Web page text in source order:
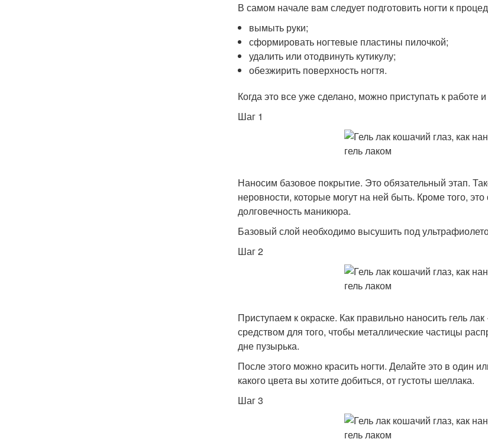
В самом начале вам следует подготовить ногти к
вымыть руки;
сформировать ногтевые пластины пилочкой;
удалить или отодвинуть кутикулу;
обезжирить поверхность ногтя.
Когда это все уже сделано, можно приступать к работе
Шаг 1
Наносим базовое покрытие. Это обязательный этап.
неровности, которые могут на ней быть. Кроме того,
долговечность маникюра.
Базовый слой необходимо высушить под
Шаг 2
Приступаем к окраске. Как правильно наносить гель
средством для того, чтобы металлические частицы
дне пузырька.
После этого можно красить ногти. Делайте это в один
какого цвета вы хотите добиться, от густоты шеллака.
Шаг 3